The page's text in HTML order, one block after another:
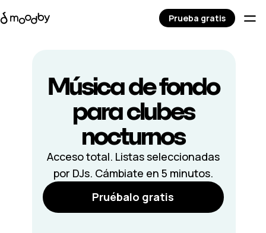
Música de fondo
paraclubes
nocturnos
Acceso total. Listas seleccionadas
por DJs. Cámbiate en 5 minutos.
Pruébalo gratis
Prueba gratis